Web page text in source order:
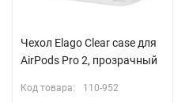
Чехол Elago Clear case для
AirPods Pro 2, прозрачный
Код товара: 110-952